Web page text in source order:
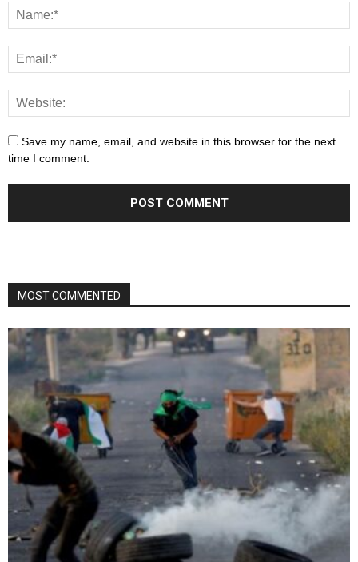
Save my name, email, and website in this browser for the next
time I comment.
MOST COMMENTED